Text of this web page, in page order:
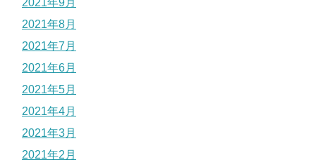
2021年8月
2021年7月
2021年6月
2021年5月
2021年4月
2021年3月
2021年2月